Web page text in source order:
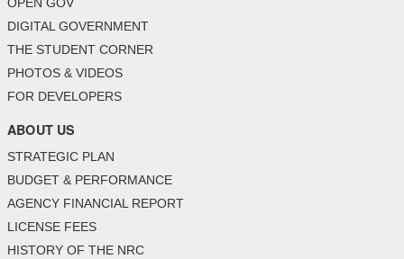
OPEN GOV
DIGITAL GOVERNMENT
THE STUDENT CORNER
PHOTOS & VIDEOS
FOR DEVELOPERS
ABOUT US
STRATEGIC PLAN
BUDGET & PERFORMANCE
AGENCY FINANCIAL REPORT
LICENSE FEES
HISTORY OF THE NRC